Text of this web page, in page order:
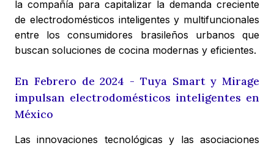
la compañía para capitalizar la demanda creciente
de electrodomésticos inteligentes y multifuncionales
entre los consumidores brasileños urbanos que
buscan soluciones de cocina modernas y eficientes.
En Febrero de 2024 - Tuya Smart y Mirage
impulsan electrodomésticos inteligentes en
México
Las innovaciones tecnológicas y las asociaciones